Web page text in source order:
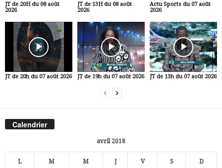
JT de 20H du 08 août
2026
JT de 13H du 08 août
2026
Actu Sports du 07 août
2026
JT de 20h du 07 août 2026 JT de 19h du 07 août 2026 JT de 13h du 07 août 2026
Calendrier
avril 2018
L M M J V S D